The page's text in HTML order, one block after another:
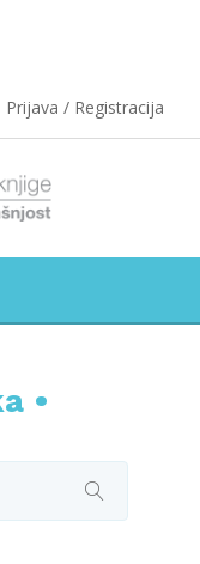
Prijava / Registracija
•